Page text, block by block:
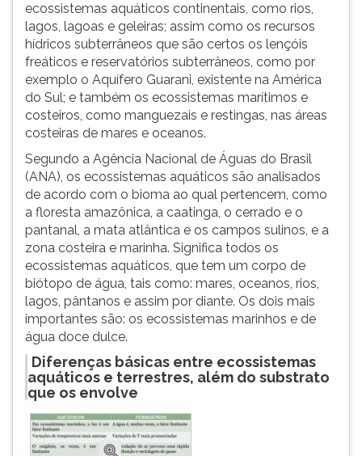
ecossistemas aquáticos continentais, como rios,
lagos, lagoas e geleiras; assim como os recursos
hídricos subterrâneos que são certos os lençóis
freáticos e reservatórios subterrâneos, como por
exemplo o Aquífero Guarani, existente na América
do Sul; e também os ecossistemas marítimos e
costeiros, como manguezais e restingas, nas áreas
costeiras de mares e oceanos.
Segundo a Agência Nacional de Águas do Brasil
(ANA), os ecossistemas aquáticos são analisados
de acordo com o bioma ao qual pertencem, como
a floresta amazônica, a caatinga, o cerrado e o
pantanal, a mata atlântica e os campos sulinos, e a
zona costeira e marinha. Significa todos os
ecossistemas aquáticos, que tem um corpo de
biótopo de água, tais como: mares, oceanos, rios,
lagos, pântanos e assim por diante. Os dois mais
importantes são: os ecossistemas marinhos e de
água doce dulce.
Diferenças básicas entre ecossistemas
aquáticos e terrestres, além do substrato
que os envolve